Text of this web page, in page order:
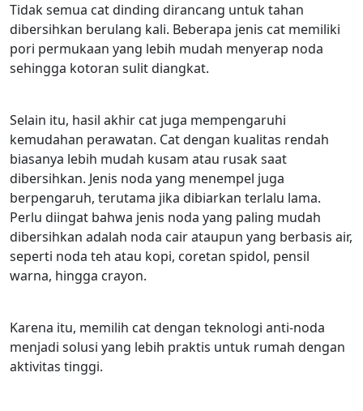
Tidak semua cat dinding dirancang untuk tahan
dibersihkan berulang kali. Beberapa jenis cat memiliki
pori permukaan yang lebih mudah menyerap noda
sehingga kotoran sulit diangkat.
Selain itu, hasil akhir cat juga mempengaruhi
kemudahan perawatan. Cat dengan kualitas rendah
biasanya lebih mudah kusam atau rusak saat
dibersihkan. Jenis noda yang menempel juga
berpengaruh, terutama jika dibiarkan terlalu lama.
Perlu diingat bahwa jenis noda yang paling mudah
dibersihkan adalah noda cair ataupun yang berbasis air,
seperti noda teh atau kopi, coretan spidol, pensil
warna, hingga crayon.
Karena itu, memilih cat dengan teknologi anti-noda
menjadi solusi yang lebih praktis untuk rumah dengan
aktivitas tinggi.